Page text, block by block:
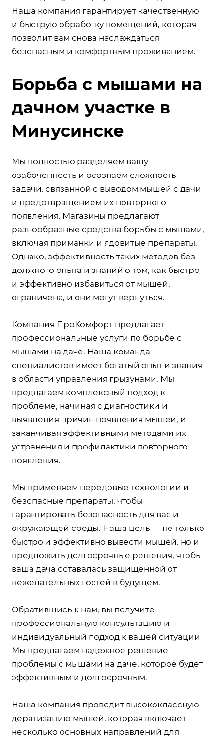
Наша компания гарантирует качественную
и быструю обработку помещений, которая
позволит вам снова наслаждаться
безопасным и комфортным проживанием.
Борьба с мышами на
дачном участке в
Минусинске
Мы полностью разделяем вашу
озабоченность и осознаем сложность
задачи, связанной с выводом мышей с дачи
и предотвращением их повторного
появления. Магазины предлагают
разнообразные средства борьбы с мышами,
включая приманки и ядовитые препараты.
Однако, эффективность таких методов без
должного опыта и знаний о том, как быстро
и эффективно избавиться от мышей,
ограничена, и они могут вернуться.
Компания ПроКомфорт предлагает
профессиональные услуги по борьбе с
мышами на даче. Наша команда
специалистов имеет богатый опыт и знания
в области управления грызунами. Мы
предлагаем комплексный подход к
проблеме, начиная с диагностики и
выявления причин появления мышей, и
заканчивая эффективными методами их
устранения и профилактики повторного
появления.
Мы применяем передовые технологии и
безопасные препараты, чтобы
гарантировать безопасность для вас и
окружающей среды. Наша цель — не только
быстро и эффективно вывести мышей, но и
предложить долгосрочные решения, чтобы
ваша дача оставалась защищенной от
нежелательных гостей в будущем.
Обратившись к нам, вы получите
профессиональную консультацию и
индивидуальный подход к вашей ситуации.
Мы предлагаем надежное решение
проблемы с мышами на даче, которое будет
эффективным и долгосрочным.
Наша компания проводит высококлассную
дератизацию мышей, которая включает
несколько основных направлений для